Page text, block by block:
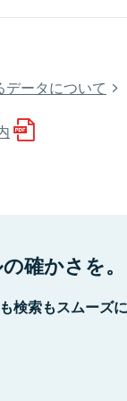
ータについて
確かさを。
検索もスムーズ